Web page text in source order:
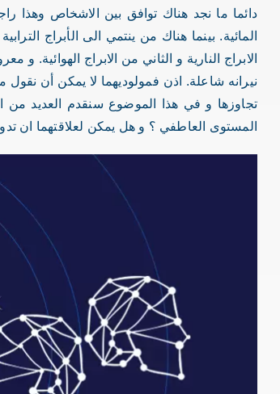
دائما ما نجد هناك توافق بين الاشخاص وهذا
المائية. بينما هناك من ينتمي الى الأبراج
الابراج النارية و الثاني من الابراج الهوائية.
نيرانه شاعلة. اذن فمولوديهما لا يمكن أن
تجاوزها و في هذا الموضوع سنقدم العديد من
المستوى العاطفي ؟ و هل يمكن لعلاقتهما ان